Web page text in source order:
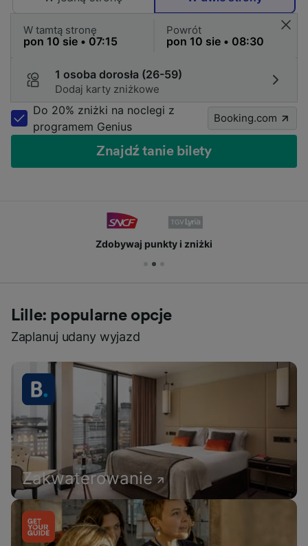
W tamtą stronę Powrót
1 osoba dorosła (26-59)
Dodaj karty zniżkowe
Do 20% zniżki na noclegi z
programem Genius
Booking.com
Znajdź tanie bilety
Zdobywaj punkty i zniżki
Lille: popularne opcje
Zaplanuj udany wyjazd
Zakwaterowanie